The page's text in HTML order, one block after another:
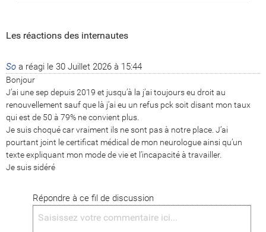
Les réactions des internautes
So a réagi le 30 Juillet 2026 à 15:44
Bonjour
J’ai une sep depuis 2019 et jusqu’à la j’ai toujours eu droit au
renouvellement sauf que là j’ai eu un refus pck soit disant mon taux
qui est de 50 à 79% ne convient plus.
Je suis choqué car vraiment ils ne sont pas à notre place. J’ai
pourtant joint le certificat médical de mon neurologue ainsi qu’un
texte expliquant mon mode de vie et l’incapacité à travailler.
Je suis sidéré
Répondre à ce fil de discussion